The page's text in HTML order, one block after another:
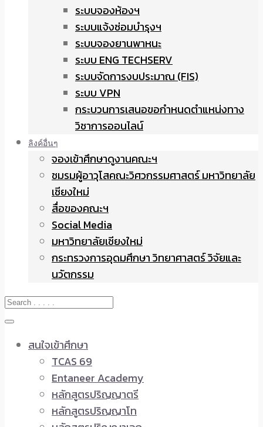
ระบบจองห้องฯ
ระบบแจ้งซ่อมบำรุงฯ
ระบบจองยานพาหนะ
ระบบ ENG TECHSERV
ระบบจัดการงบประมาณ (FIS)
ระบบ VPN
กระบวนการเสนอขอกำหนดตำแหน่งทาง
วิชาการออนไลน์
ลิงค์อื่นๆ
จองเข้าศึกษาดูงานคณะฯ
ชมรมผู้อาวุโสคณะวิศวกรรมศาสตร์ มหาวิทยาลัย
เชียงใหม่
สื่อของคณะฯ
Social Media
มหาวิทยาลัยเชียงใหม่
กระทรวงการอุดมศึกษา วิทยาศาสตร์ วิจัยและ
นวัตกรรม
สนใจเข้าศึกษา
TCAS 69
Entaneer Academy
หลักสูตรปริญญาตรี
หลักสูตรปริญญาโท